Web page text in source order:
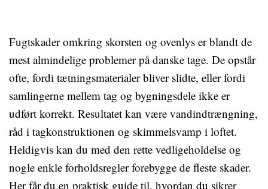
Fugtskader omkring skorsten og ovenlys er blandt de
mest almindelige problemer på danske tage. De opstår
ofte, fordi tætningsmaterialer bliver slidte, eller fordi
samlingerne mellem tag og bygningsdele ikke er
udført korrekt. Resultatet kan være vandindtrængning,
råd i tagkonstruktionen og skimmelsvamp i loftet.
Heldigvis kan du med den rette vedligeholdelse og
nogle enkle forholdsregler forebygge de fleste skader.
Her får du en praktisk guide til, hvordan du sikrer